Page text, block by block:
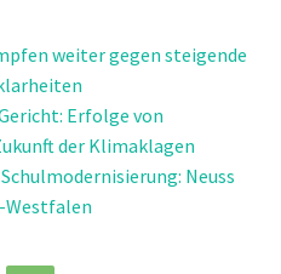
weiter gegen steigende
Erfolge von
der Klimaklagen
Neuss
Westfalen